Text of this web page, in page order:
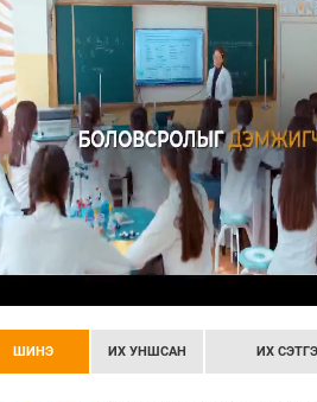
ШИНЭ ИХ УНШСАН ИХ